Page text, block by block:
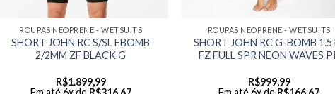
ROUPAS NEOPRENE - WETSUITS
SHORT JOHN RC S/SL EBOMB
2/2MM ZF BLACK G
R$1.899,99
ROUPAS NEOPRENE - WETSUITS
SHORT JOHN RC G-BOMB 1.5
FZ FULL SPR NEON WAVES
R$999,99